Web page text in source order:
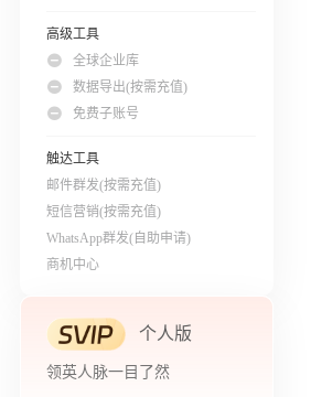
高级工具
全球企业库
数据导出(按需充值)
免费子账号
触达工具
邮件群发(按需充值)
短信营销(按需充值)
WhatsApp群发(自助申请)
商机中心
个人版
领英人脉一目了然